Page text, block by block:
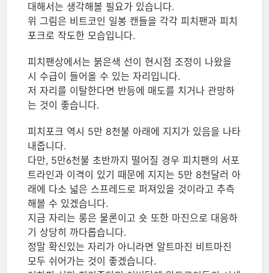
대해서는 생각해볼 필요가 있습니다.
위 그림은 비트코인 일봉 캔들을 각각 피치팬과 피치
포크로 작도한 모습입니다.
피치팬상에서는 붉은색 선이 현시점 조정이 나왔을
시 수급이 들어올 수 있는 자리입니다.
저 자리를 이탈한다면 반등에 매도를 치거나 관망하
는 것이 좋습니다.
피치포크 역시 5만 8천불 아래에 지지가 있음을 나타
내줍니다.
다만, 5만6천불 초반까지 떨어질 경우 피치팬의 서포
트라인과 이격이 있기 때문에 지지는 5만 8천달러 아
래에 다소 넓은 스프레드로 퍼져있을 것이라고 추측
해볼 수 있겠습니다.
지금 자리는 롱은 물론이고 숏 또한 마진으로 대응하
기 상당히 까다롭습니다.
정말 확신있는 자리가 아니라면 알트마진 비트마진
모두 쉬어가는 것이 좋겠습니다.